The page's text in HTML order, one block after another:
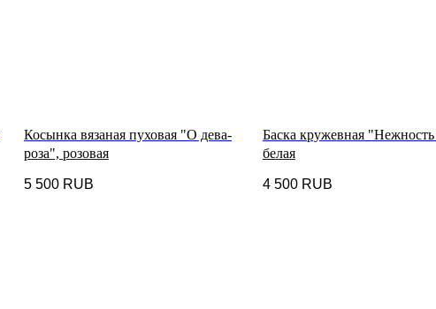
Косынка вязаная пуховая "О дева-
роза", розовая
5 500 RUB
Баска кружевная
белая
4 500 RUB